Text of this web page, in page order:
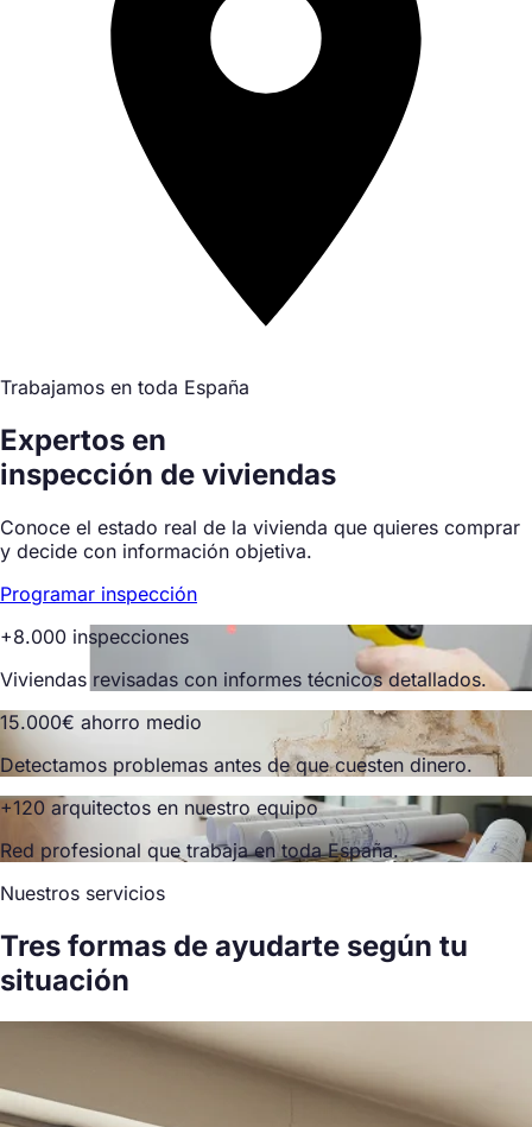
Trabajamos en toda España
Expertos en
inspección de viviendas
Conoce el estado real de la vivienda que quieres comprar
y decide con información objetiva.
Programar inspección
+8.000 inspecciones
Viviendas revisadas con informes técnicos detallados.
15.000€ ahorro medio
Detectamos problemas antes de que cuesten dinero.
+120 arquitectos en nuestro equipo
Red profesional que trabaja en toda España.
Nuestros servicios
Tres formas de ayudarte según tu
situación